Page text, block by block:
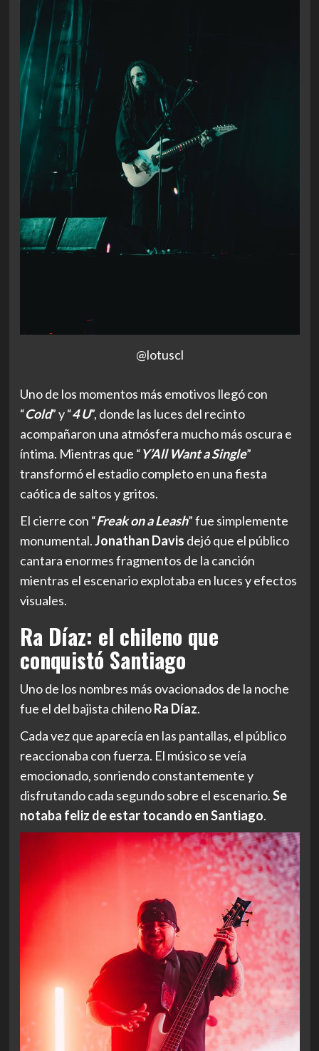
@lotuscl
Uno de los momentos más emotivos llegó con
“Cold” y “4 U”, donde las luces del recinto
acompañaron una atmósfera mucho más oscura e
íntima. Mientras que “Y’All Want a Single”
transformó el estadio completo en una fiesta
caótica de saltos y gritos.
El cierre con “Freak on a Leash” fue simplemente
monumental.Jonathan Davis dejó que el público
cantara enormes fragmentos de la canción
mientras el escenario explotaba en luces y efectos
visuales.
Ra Díaz: el chileno que
conquistó Santiago
Uno de los nombres más ovacionados de la noche
fue el del bajista chilenoRa Díaz.
Cada vez que aparecía en las pantallas, el público
reaccionaba con fuerza. El músico se veía
emocionado, sonriendo constantemente y
disfrutando cada segundo sobre el escenario.Se
notaba feliz de estar tocando en Santiago.